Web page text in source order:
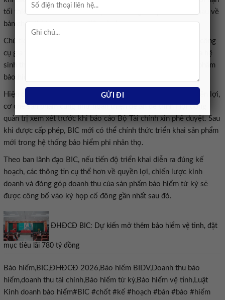
tối thiểu từ 5 năm trở lên. Đây là hai dòng sản phẩm khác nhau về
bản chất, thời hạn và mục tiêu sử dụng.
Chủ tịch HĐQT cho biết BIC định vị sản phẩm này như một công
cụ gia tăng sự tín nhiệm và kết nối với khách hàng thông qua hệ
sinh thái ngân hàng, thay vì cạnh tranh trực tiếp với các sản phẩm
bảo hiểm nhân thọ truyền thống.
Hiện doanh nghiệp vẫn trong quá trình xây dựng chi tiết quyền lợi,
cơ chế sản phẩm cũng như hoàn thiện đề án để trình Hội đồng
quản trị xem xét trước khi báo cáo Bộ Tài chính xin phê duyệt. Sau
khi được cấp phép, BIC mới có thể chính thức triển khai sản phẩm
mới trong hệ thống bảo hiểm phi nhân thọ.
Theo ban lãnh đạo BIC, nếu tiến độ triển khai diễn ra đúng kế
hoạch, các thông tin cụ thể hơn về quyền lợi, chiến lược kinh
doanh và đóng góp doanh thu của sản phẩm bảo hiểm tử kỳ sẽ
được công bố vào kỳ họp cổ đông gần nhất sau đó.
ĐHĐCĐ BIC: Dự kiến mở thêm bảo hiểm vệ tinh, đặt
mục tiêu lãi 780 tỷ đồng
Bảo hiểm,BIC,ĐHĐCĐ 2026,Bảo hiểm BIDV,Doanh thu bảo
hiểm,doanh thu tài chính,Bảo hiểm tử kỳ,Bảo hiểm vệ tinh,Luật
Kinh doanh bảo hiểm#BIC #chốt #kế #hoạch #bán #bảo #hiểm